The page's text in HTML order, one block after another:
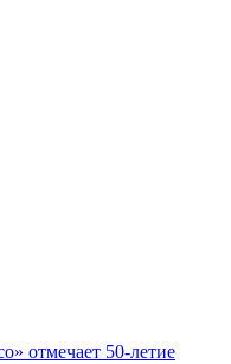
отмечает 50-летие